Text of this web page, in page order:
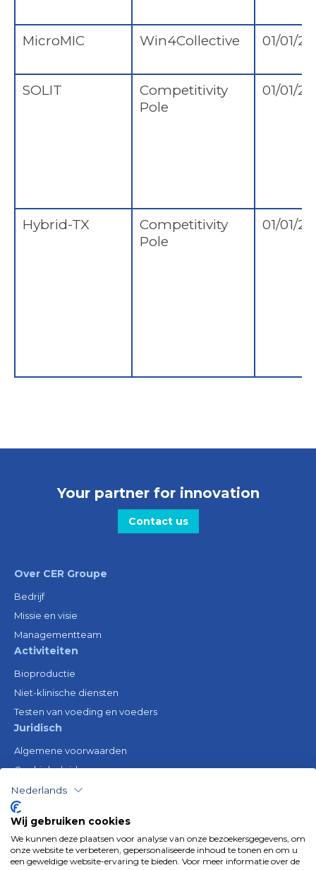
MicroMIC Win4Collective 01/01/
SOLIT
Competitivity
Pole
01/01/
Hybrid-TX
Competitivity
Pole
01/01/
Your partner for innovation
Contact us
Over CER Groupe
Bedrijf
Missie en visie
Managementteam
Activiteiten
Bioproductie
Niet-klinische diensten
Testen van voeding en voeders
Juridisch
Algemene voorwaarden
Cookiebeleid
Wettelijke kennisgeving
Privacybeleid
Middelen
Gender Equality Plan
Follow us
Nederlands
Wij gebruiken cookies
We kunnen deze plaatsen voor analyse van onze bezoekersgegevens, om
onze website te verbeteren, gepersonaliseerde inhoud te tonen en om u
een geweldige website-ervaring te bieden. Voor meer informatie over de